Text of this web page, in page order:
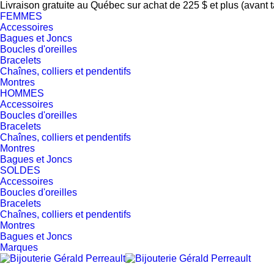
Livraison gratuite au Québec sur achat de 225 $ et plus (avant
FEMMES
Accessoires
Bagues et Joncs
Boucles d'oreilles
Bracelets
Chaînes, colliers et pendentifs
Montres
HOMMES
Accessoires
Boucles d'oreilles
Bracelets
Chaînes, colliers et pendentifs
Montres
Bagues et Joncs
SOLDES
Accessoires
Boucles d'oreilles
Bracelets
Chaînes, colliers et pendentifs
Montres
Bagues et Joncs
Marques